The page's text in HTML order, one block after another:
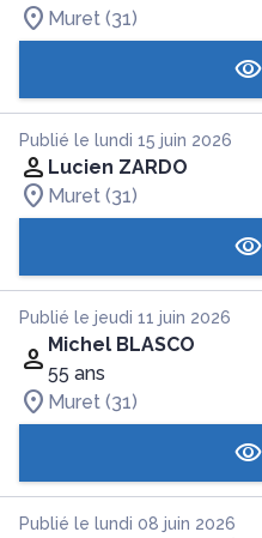
Muret (31)
Publié le lundi 15 juin 2026
Lucien ZARDO
Muret (31)
Publié le jeudi 11 juin 2026
Michel BLASCO
55 ans
Muret (31)
Publié le lundi 08 juin 2026